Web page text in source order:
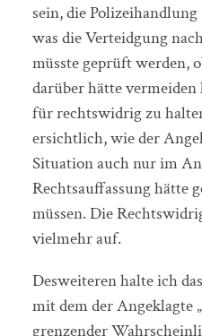
sein, die
was die Verteidgung
müsste geprüft werden,
darüber hätte
für rechtswidrig zu
ersichtlich, wie der
Situation auch nur im
Rechtsauffassung hätte
müssen. Die
vielmehr auf.
Desweiteren halte ich
mit dem der Angeklagte
grenzender